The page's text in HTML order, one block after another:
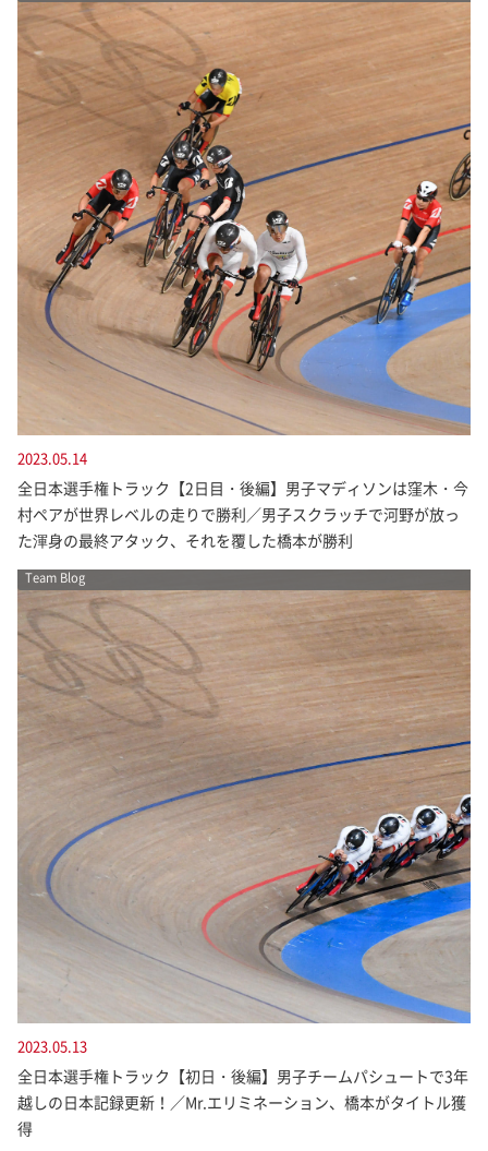
2023.05.14
全日本選手権トラック【2日目・後編】男子マディソンは窪木・今
村ペアが世界レベルの走りで勝利／男子スクラッチで河野が放っ
た渾身の最終アタック、それを覆した橋本が勝利
Team Blog
2023.05.13
全日本選手権トラック【初日・後編】男子チームパシュートで3年
越しの日本記録更新！／Mr.エリミネーション、橋本がタイトル獲
得